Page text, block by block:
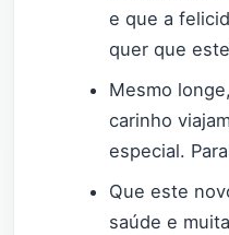
e que a
quer que
Mesmo
carinho
especial.
Que este
saúde e